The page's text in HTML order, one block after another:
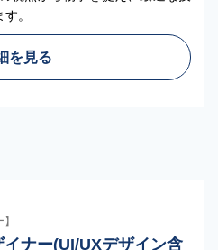
。
を見る
ナー(UI/UXデザイン含